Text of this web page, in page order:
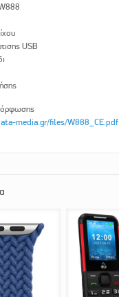
USB
media.gr/files/W888_CE.pdf